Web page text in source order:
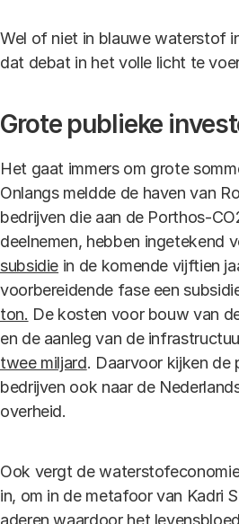
Wel of niet in blauwe waterstof
dat debat in het volle licht te
Grote publieke
Het gaat immers om grote
Onlangs meldde de haven van
bedrijven die aan de Porthos-
deelnemen, hebben ingetekend
subsidie in de komende vijftien
voorbereidende fase een
ton. De kosten voor bouw van
en de aanleg van de
twee miljard. Daarvoor kijken de
bedrijven ook naar de
overheid.
Ook vergt de
in, om in de metafoor van Kadri
aderen waardoor het